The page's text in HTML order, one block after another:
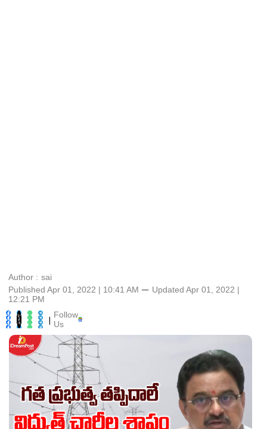
Author : sai
Published Apr 01, 2022 | 10:41 AM ⚊ Updated Apr 01, 2022 |
12:21 PM
| Follow
Us